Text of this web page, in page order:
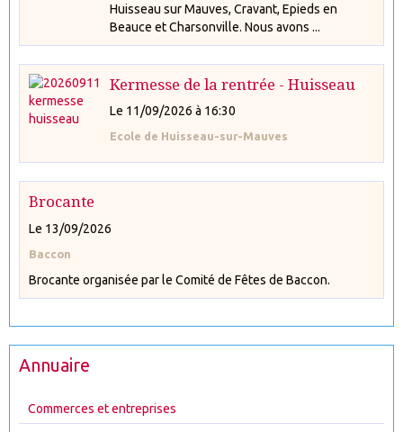
Huisseau sur Mauves, Cravant, Epieds en
Beauce et Charsonville. Nous avons ...
Kermesse de la rentrée - Huisseau
Le 11/09/2026 à 16:30
Ecole de Huisseau-sur-Mauves
Brocante
Le 13/09/2026
Baccon
Brocante organisée par le Comité de Fêtes de Baccon.
Annuaire
Commerces et entreprises